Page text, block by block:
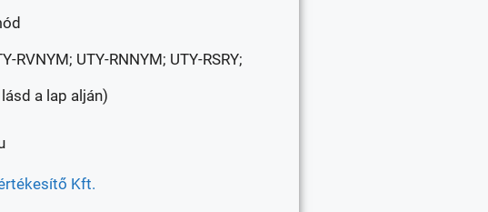
RVNYM; UTY-RNNYM; UTY-RSRY;
lásd a lap alján)
Kft.